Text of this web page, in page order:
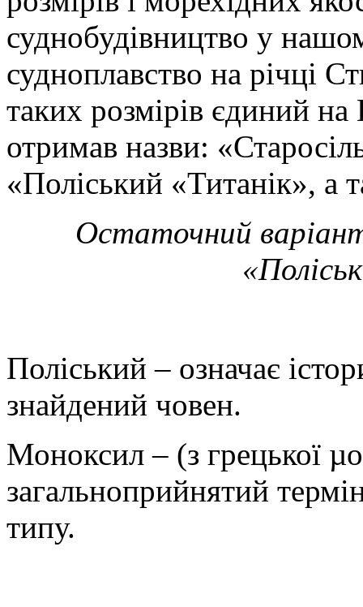
суднобудівництво у
судноплавство на річці
таких розмірів єдиний
отримав назви:
«Поліський «Титанік», а
Остаточний
Поліський – означає
знайдений човен.
Моноксил – (з грецької
загальноприйнятий
типу.